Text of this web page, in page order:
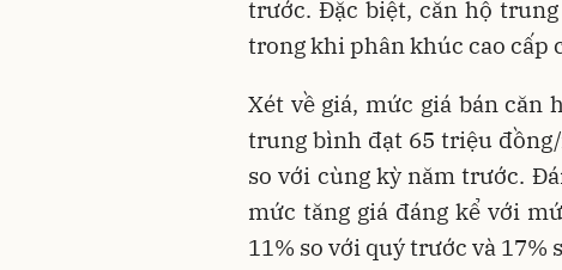
trước. Đặc biệt, căn hộ
trong khi phân khúc cao cấp
Xét về giá, mức giá bán căn
trung bình đạt 65 triệu
so với cùng kỳ năm trước.
mức tăng giá đáng kể với
11% so với quý trước và 17%